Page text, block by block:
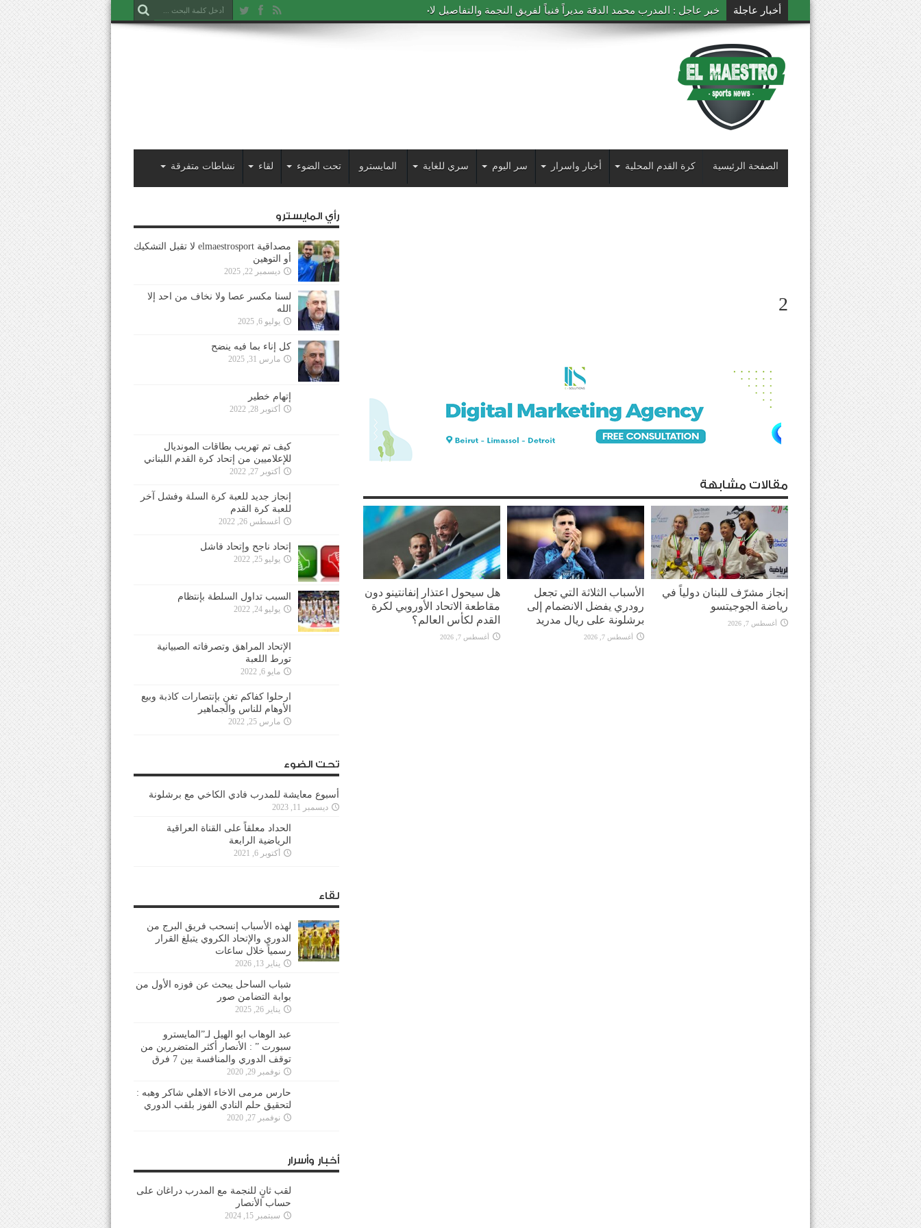
أخبار عاجلة خبر عاجل : المدرب محمد الدقة مديراً فنياً لفريق النجمة والتفاصيل لاحقاً
الصفحة الرئيسية كرة القدم المحلية أخبار واسرار سر اليوم سري للغاية المايسترو تحت الضوء لقاء نشاطات متفرقة
2
مقالات مشابهة
إنجاز مشرّف للبنان دولياً في
رياضة الجوجيتسو
أغسطس 7, 2026
الأسباب الثلاثة التي تجعل
رودري يفضل الانضمام إلى
برشلونة على ريال مدريد
أغسطس 7, 2026
هل سيحول اعتذار إنفانتينو دون
مقاطعة الاتحاد الأوروبي لكرة
القدم لكأس العالم؟
أغسطس 7, 2026
رأي المايسترو
مصداقية elmaestrosport لا تقبل التشكيك
أو التوهين
ديسمبر 22, 2025
لسنا مكسر عصا ولا نخاف من احد إلا
الله
يوليو 6, 2025
كل إناء بما فيه ينضح
مارس 31, 2025
إتهام خطير
أكتوبر 28, 2022
كيف تم تهريب بطاقات المونديال
للإعلاميين من إتحاد كرة القدم اللبناني
أكتوبر 27, 2022
إنجاز جديد للعبة كرة السلة وفشل آخر
للعبة كرة القدم
أغسطس 26, 2022
إتحاد ناجح وإتحاد فاشل
يوليو 25, 2022
السبب تداول السلطة بإنتظام
يوليو 24, 2022
الإتحاد المراهق وتصرفاته الصبيانية
تورط اللعبة
مايو 6, 2022
ارحلوا كفاكم تغنٍ بإنتصارات كاذبة وبيع
الأوهام للناس والجماهير
مارس 25, 2022
تحت الضوء
أسبوع معايشة للمدرب فادي الكاخي مع برشلونة
ديسمبر 11, 2023
الحداد معلقاً على القناة العراقية
الرياضية الرابعة
أكتوبر 6, 2021
لقاء
لهذه الأسباب إنسحب فريق البرج من
الدوري والإتحاد الكروي يتبلغ القرار
رسمياً خلال ساعات
يناير 13, 2026
شباب الساحل يبحث عن فوزه الأول من
بوابة التضامن صور
يناير 26, 2025
عبد الوهاب ابو الهيل لـ”المايسترو
سبورت ” : الأنصار أكثر المتضررين من
توقف الدوري والمنافسة بين 7 فرق
نوفمبر 29, 2020
حارس مرمى الاخاء الاهلي شاكر وهبه :
لتحقيق حلم النادي الفوز بلقب الدوري
نوفمبر 27, 2020
أخبار وأسرار
لقب ثانٍ للنجمة مع المدرب دراغان على
حساب الأنصار
سبتمبر 15, 2024